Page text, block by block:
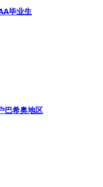
毕业生
巴希奥地区